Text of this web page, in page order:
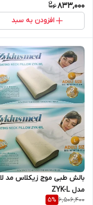
833,000
افزودن به سبد
بالش طبی موج زیکلاس مد
مدل ZYK-L
6,506,400
5%